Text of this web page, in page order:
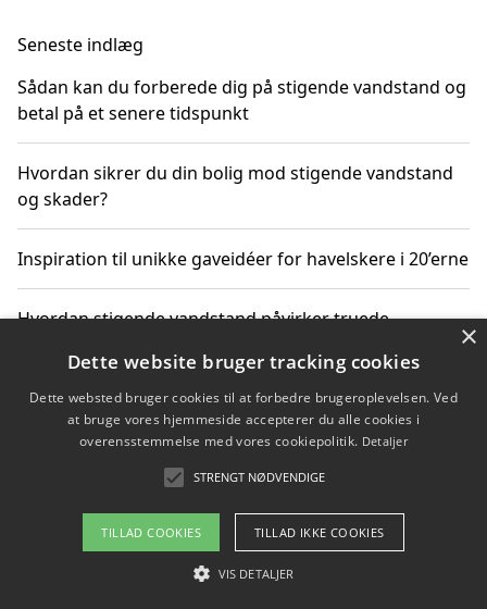
Seneste indlæg
Sådan kan du forberede dig på stigende vandstand og
betal på et senere tidspunkt
Hvordan sikrer du din bolig mod stigende vandstand
og skader?
Inspiration til unikke gaveidéer for havelskere i 20’erne
Hvordan stigende vandstand påvirker truede
Sådan vælger du de bedste vandrerygsække til
vandreture i Danmark
Copyright 2026 - Pilanto Aps
Om / kontakt
×
Dette website bruger tracking cookies
Dette websted bruger cookies til at forbedre brugeroplevelsen. Ved
at bruge vores hjemmeside accepterer du alle cookies i
overensstemmelse med vores cookiepolitik. Detaljer
STRENGT NØDVENDIGE
TILLAD COOKIES TILLAD IKKE COOKIES
VIS DETALJER